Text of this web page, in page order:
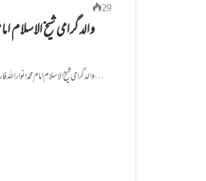
29
والد گرامی شیخ الاسلام
والد گرامی شیخ الاسلام امام محمد انوار اللہ فاروقی کے پیر طریق چشتیہ حضرت حافظ سید محمد علی خیرآبادی حضرت…